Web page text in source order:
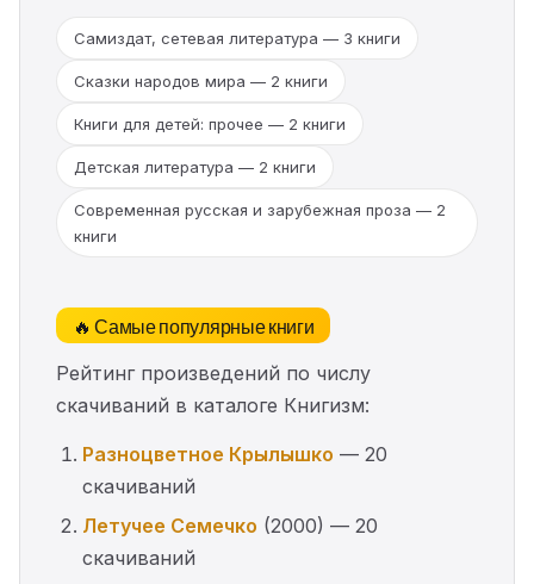
Самиздат, сетевая литература — 3 книги
Сказки народов мира — 2 книги
Книги для детей: прочее — 2 книги
Детская литература — 2 книги
Современная русская и зарубежная проза — 2
книги
🔥 Самые популярные книги
Рейтинг произведений по числу
скачиваний в каталоге Книгизм:
Разноцветное Крылышко — 20
скачиваний
Летучее Семечко (2000) — 20
скачиваний